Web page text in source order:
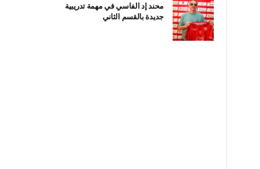
محند إد الفاسي في مهمة تدريبية
جديدة بالقسم الثاني